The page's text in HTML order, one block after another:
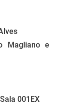
Magliano e
001EX